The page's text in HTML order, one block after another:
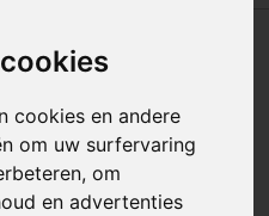
cookies en andere
om uw surfervaring
om
en advertenties